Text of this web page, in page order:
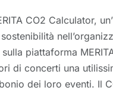
CO2 Calculator,
piattaforma
di concerti una
dei loro eventi. Il